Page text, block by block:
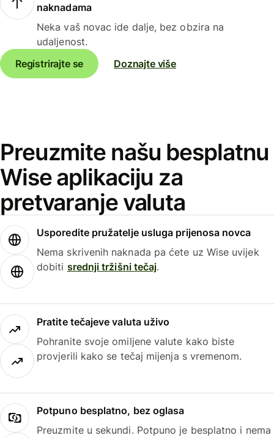
naknadama
Neka vaš novac ide dalje, bez obzira na
udaljenost.
Registrirajte se
Doznajte više
Preuzmite našu besplatnu
Wise aplikaciju za
pretvaranje valuta
Usporedite pružatelje usluga prijenosa novca
Nema skrivenih naknada pa ćete uz Wise uvijek
dobiti srednji tržišni tečaj.
Pratite tečajeve valuta uživo
Pohranite svoje omiljene valute kako biste
provjerili kako se tečaj mijenja s vremenom.
Potpuno besplatno, bez oglasa
Preuzmite u sekundi. Potpuno je besplatno i nema